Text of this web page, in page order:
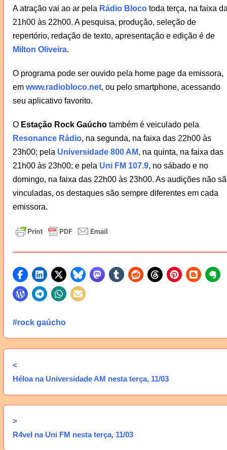
A atração vai ao ar pela Rádio Blocotoda terça, na faixa
21h00 às 22h00. A pesquisa, produção, seleção de
repertório, redação de texto, apresentação e edição é de
Milton Oliveira.
O programa pode ser ouvido pela home page da emissora,
em www.radiobloco.net, ou pelo smartphone, acessando
seu aplicativo favorito.
O Estação Rock Gaúchotambém é veiculado pela
Resonance Rádio, na segunda, na faixa das 22h00 às
23h00; pela Universidade 800 AM, na quinta, na faixa das
21h00 às 23h00; e pela Uni FM 107.9, no sábado e no
domingo, na faixa das 22h00 às 23h00. As audições não
vinculadas, os destaques são sempre diferentes em cada
emissora.
#rock gaúcho
<
Héloa na Universidade AM nesta terça, 11/03
>
R4vel na Uni FM nesta terça, 11/03